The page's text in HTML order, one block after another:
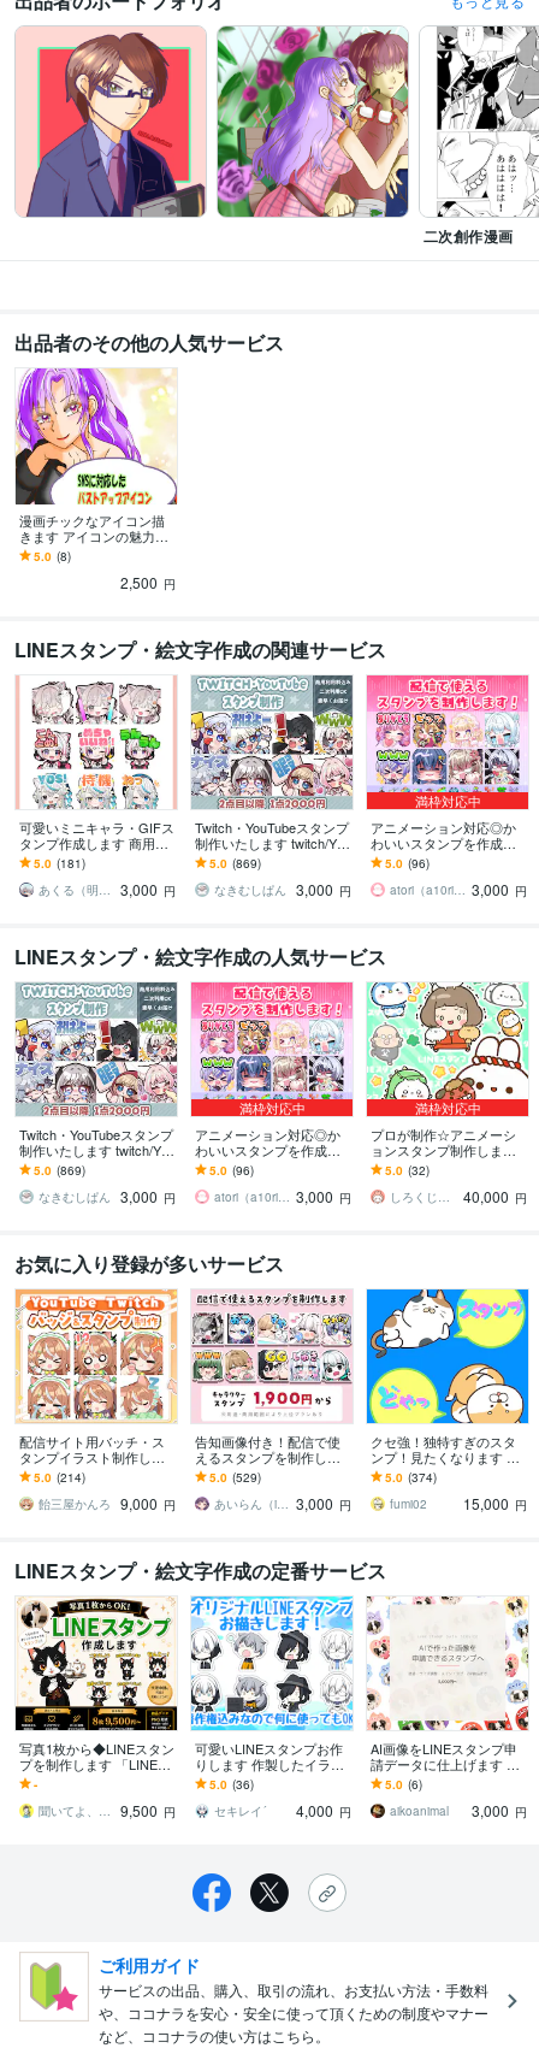
二次創作漫画
出品者のその他の人気サービス
漫画チックなアイコン描
きます アイコンの魅力で
集客力をアップサポー
ト！
5.0 (8)
2,500 円
LINEスタンプ・絵文字作成の関連サービス
可愛いミニキャラ・GIFス
タンプ作成します 商用込
み！Twitch,Youtube,LINE
用など＊
5.0 (181)
あくる（明来）※来年納品分︰受付中
3,000 円
Twitch・YouTubeスタンプ
制作いたします twitch/You
Tube/tiktok配信用スタンプ
制作
5.0 (869)
なきむしぱん
3,000 円
満枠対応中
アニメーション対応◎か
わいいスタンプを作成し
ます 企業実績多数有！Yo
uTube・Twitch・TikTok☆
5.0 (96)
atori（a10ri_p） 3,000 円
LINEスタンプ・絵文字作成の人気サービス
Twitch・YouTubeスタンプ
制作いたします twitch/You
Tube/tiktok配信用スタンプ
制作
5.0 (869)
なきむしぱん
3,000 円
満枠対応中
アニメーション対応◎か
わいいスタンプを作成し
ます 企業実績多数有！Yo
uTube・Twitch・TikTok☆
5.0 (96)
atori（a10ri_p） 3,000 円
満枠対応中
プロが制作☆アニメーシ
ョンスタンプ制作します L
INE、YouTube、Twitch用
アニメスタンプ制作☆
5.0 (32)
しろくじらプラスし
40,000 円
お気に入り登録が多いサービス
配信サイト用バッチ・ス
タンプイラスト制作しま
す 企業実績あり！メンバ
ーシップやサブスク特典
に最適！
5.0 (214)
飴三屋かんろ
9,000 円
告知画像付き！配信で使
えるスタンプを制作しま
す アニメーションスタン
プも対応はじめました！
5.0 (529)
あいらん（iran_stn） 3,000 円
クセ強！独特すぎのスタ
ンプ！見たくなります 大
手企業様お墨付きクオリ
ティ！キャラ映え間違い
ナシ！
5.0 (374)
fumi02
15,000 円
LINEスタンプ・絵文字作成の定番サービス
写真1枚から◆LINEスタン
プを制作します 「LINEス
タンプを作りたいけど絵
が描けない…」 大丈夫で
す
-
聞いてよ、かがわさん
9,500 円
可愛いLINEスタンプお作
りします 作製したイラス
トは著作権込みなので、
何に使っても大丈夫で
す！
5.0 (36)
セキレイ´
4,000 円
AI画像をLINEスタンプ申
請データに仕上げます 透
過・サイズ調整・高画質
化までまとめてお任せく
ださい
5.0 (6)
aikoanimal
3,000 円
ご利用ガイド
サービスの出品、購入、取引の流れ、お支払い方法・手数料
や、ココナラを安心・安全に使って頂くための制度やマナー
など、ココナラの使い方はこちら。